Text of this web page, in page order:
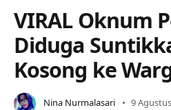
VIRAL Oknum
Diduga
Kosong ke
Nina Nurmalasari 9